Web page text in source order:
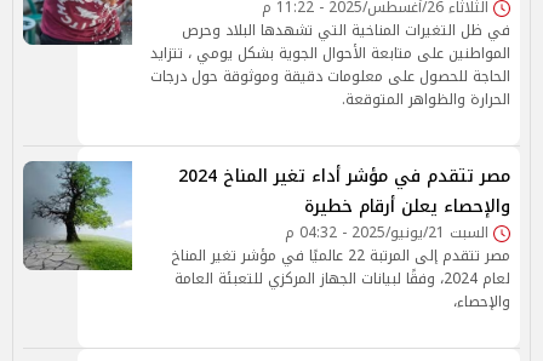
الثلاثاء 26/أغسطس/2025 - 11:22 م
في ظل التغيرات المناخية التي تشهدها البلاد وحرص
المواطنين على متابعة الأحوال الجوية بشكل يومي ، تتزايد
الحاجة للحصول على معلومات دقيقة وموثوقة حول درجات
الحرارة والظواهر المتوقعة.
مصر تتقدم في مؤشر أداء تغير المناخ 2024
والإحصاء يعلن أرقام خطيرة
السبت 21/يونيو/2025 - 04:32 م
مصر تتقدم إلى المرتبة 22 عالميًا في مؤشر تغير المناخ
لعام 2024، وفقًا لبيانات الجهاز المركزي للتعبئة العامة
والإحصاء،